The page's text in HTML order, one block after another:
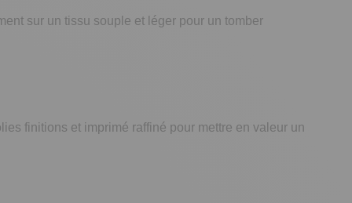
sur un tissu souple et léger pour un tomber
finitions et imprimé raffiné pour mettre en valeur un